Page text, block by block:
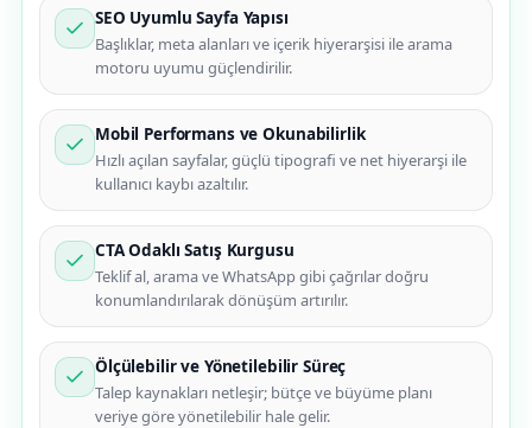
SEO Uyumlu Sayfa Yapısı
Başlıklar, meta alanları ve içerik hiyerarşisi ile arama
motoru uyumu güçlendirilir.
Mobil Performans ve Okunabilirlik
Hızlı açılan sayfalar, güçlü tipografi ve net hiyerarşi ile
kullanıcı kaybı azaltılır.
CTA Odaklı Satış Kurgusu
Teklif al, arama ve WhatsApp gibi çağrılar doğru
konumlandırılarak dönüşüm artırılır.
Ölçülebilir ve Yönetilebilir Süreç
Talep kaynakları netleşir; bütçe ve büyüme planı
veriye göre yönetilebilir hale gelir.